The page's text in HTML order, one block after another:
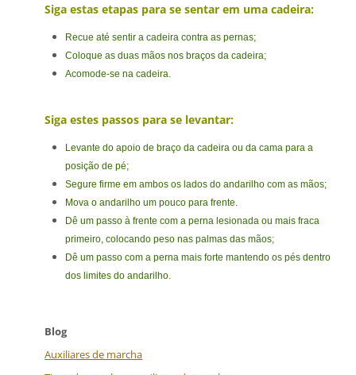
Siga estas etapas para se sentar em uma cadeira:
Recue até sentir a cadeira contra as pernas;
Coloque as duas mãos nos braços da cadeira;
Acomode-se na cadeira.
Siga estes passos para se levantar:
Levante do apoio de braço da cadeira ou da cama para a
posição de pé;
Segure firme em ambos os lados do andarilho com as mãos;
Mova o andarilho um pouco para frente.
Dê um passo à frente com a perna lesionada ou mais fraca
primeiro, colocando peso nas palmas das mãos;
Dê um passo com a perna mais forte mantendo os pés dentro
dos limites do andarilho.
Blog
Auxiliares de marcha